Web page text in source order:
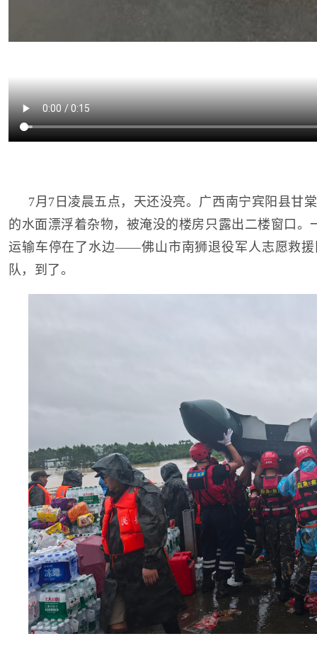
7月7日凌晨五点，天还没亮。广西南宁宾阳县甘
的水面漂浮着杂物，被淹没的楼房只露出二楼窗口。
运输车停在了水边——佛山市南狮退役军人志愿救援
队，到了。